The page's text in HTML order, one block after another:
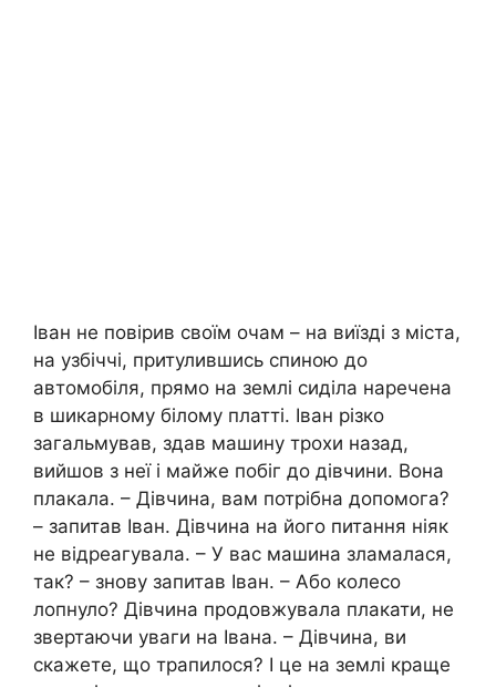
Іван не повірив своїм очам – на виїзді з міста,
на узбіччі, притулившись спиною до
автомобіля, прямо на землі сиділа наречена
в шикарному білому платті. Іван різко
загальмував, здав машину трохи назад,
вийшов з неї і майже побіг до дівчини. Вона
плакала. – Дівчина, вам потрібна допомога?
– запитав Іван. Дівчина на його питання ніяк
не відреагувала. – У вас машина зламалася,
так? – знову запитав Іван. – Або колесо
лопнуло? Дівчина продовжувала плакати, не
звертаючи уваги на Івана. – Дівчина, ви
скажете, що трапилося? І це на землі краще